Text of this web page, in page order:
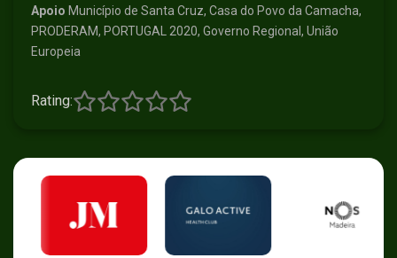
Apoio Município de Santa Cruz, Casa do Povo da Camacha,
PRODERAM, PORTUGAL 2020, Governo Regional, União
Europeia
Rating: